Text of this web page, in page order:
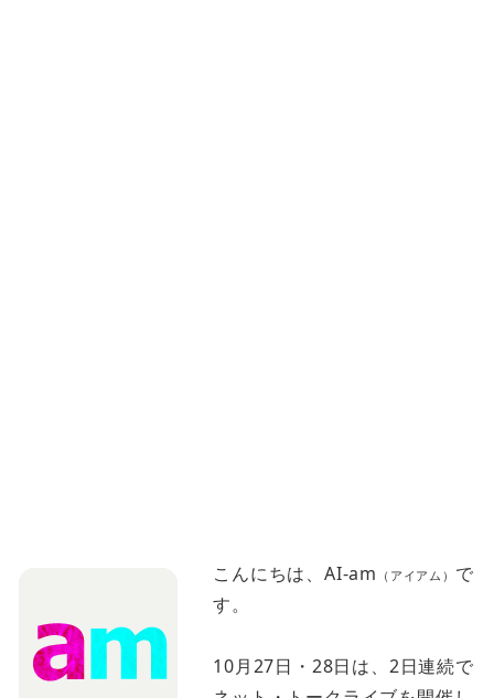
こんにちは、AI-am （アイアム） で
す。
10月27日・28日は、2日連続で